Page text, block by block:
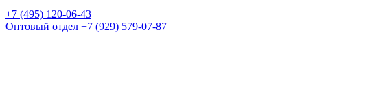
+7 (495) 120-06-43
Оптовый отдел +7 (929) 579-07-87